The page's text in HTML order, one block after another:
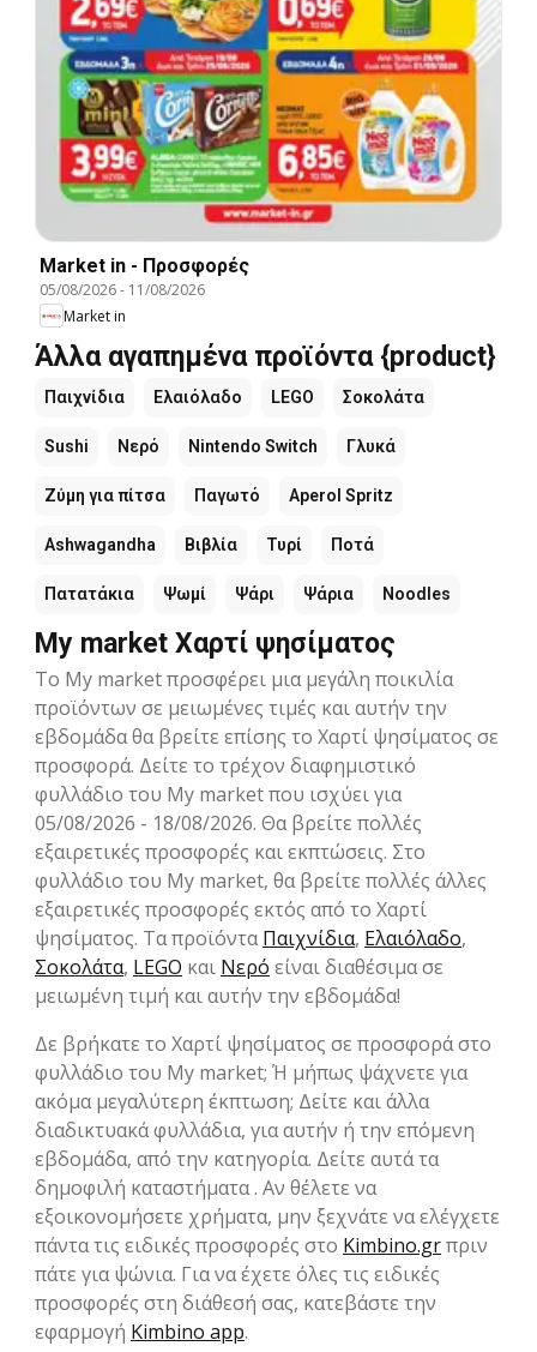
Market in - Προσφορές
05/08/2026- 11/08/2026
Market in
Άλλα αγαπημένα προϊόντα {product}
Παιχνίδια Ελαιόλαδο LEGO Σοκολάτα
Sushi Νερό Nintendo Switch Γλυκά
Ζύμη για πίτσα Παγωτό Aperol Spritz
Ashwagandha Βιβλία Τυρί Ποτά
Πατατάκια Ψωμί Ψάρι Ψάρια Noodles
My market Χαρτί ψησίματος
Το My market προσφέρει μια μεγάλη ποικιλία
προϊόντων σε μειωμένες τιμές και αυτήν την
εβδομάδα θα βρείτε επίσης το Χαρτί ψησίματος σε
προσφορά. Δείτε το τρέχον διαφημιστικό
φυλλάδιο του My market που ισχύει για
05/08/2026 - 18/08/2026. Θα βρείτε πολλές
εξαιρετικές προσφορές και εκπτώσεις. Στο
φυλλάδιο του My market, θα βρείτε πολλές άλλες
εξαιρετικές προσφορές εκτός από το Χαρτί
ψησίματος. Τα προϊόνταΠαιχνίδια, Ελαιόλαδο,
Σοκολάτα, LEGO και Νερό είναι διαθέσιμα σε
μειωμένη τιμή και αυτήν την εβδομάδα!
Δε βρήκατε το Χαρτί ψησίματος σε προσφορά στο
φυλλάδιο του My market; Ή μήπως ψάχνετε για
ακόμα μεγαλύτερη έκπτωση; Δείτε και άλλα
διαδικτυακά φυλλάδια, για αυτήν ή την επόμενη
εβδομάδα, από την κατηγορία. Δείτε αυτά τα
δημοφιλή καταστήματα . Αν θέλετε να
εξοικονομήσετε χρήματα, μην ξεχνάτε να ελέγχετε
πάντα τις ειδικές προσφορές στο Kimbino.grπριν
πάτε για ψώνια. Για να έχετε όλες τις ειδικές
προσφορές στη διάθεσή σας, κατεβάστε την
εφαρμογή Kimbino app.